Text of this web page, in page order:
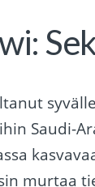
Saudi-
murtaa